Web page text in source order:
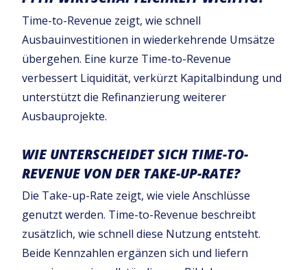
Time-to-Revenue zeigt, wie schnell
Ausbauinvestitionen in wiederkehrende Umsätze
übergehen. Eine kurze Time-to-Revenue
verbessert Liquidität, verkürzt Kapitalbindung und
unterstützt die Refinanzierung weiterer
Ausbauprojekte.
WIE UNTERSCHEIDET SICH TIME-TO-
REVENUE VON DER TAKE-UP-RATE?
Die Take-up-Rate zeigt, wie viele Anschlüsse
genutzt werden. Time-to-Revenue beschreibt
zusätzlich, wie schnell diese Nutzung entsteht.
Beide Kennzahlen ergänzen sich und liefern